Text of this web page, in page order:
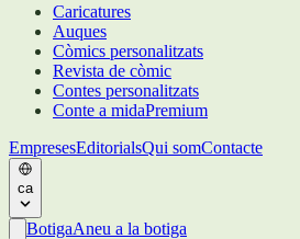
Caricatures
Auques
Còmics personalitzats
Revista de còmic
Contes personalitzats
Conte a midaPremium
EmpresesEditorialsQui somContacte
ca
BotigaAneu a la botiga